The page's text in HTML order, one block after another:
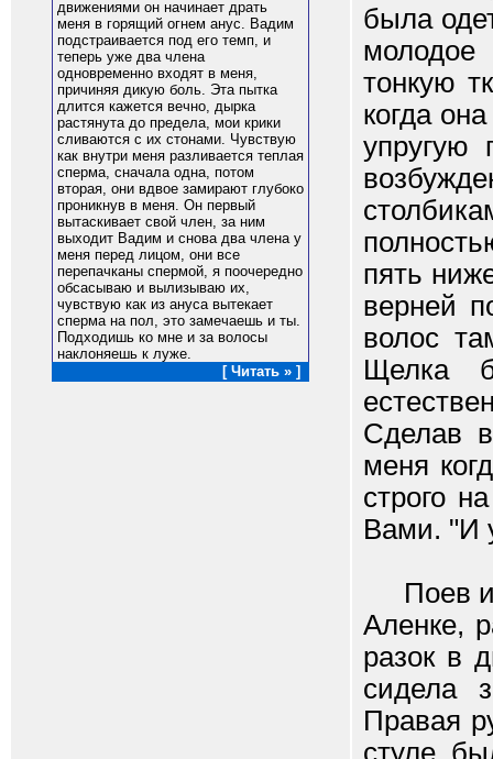
движениями он начинает драть
меня в горящий огнем анус. Вадим
подстраивается под его темп, и
теперь уже два члена
одновременно входят в меня,
причиняя дикую боль. Эта пытка
длится кажется вечно, дырка
растянута до предела, мои крики
сливаются с их стонами. Чувствую
как внутри меня разливается теплая
сперма, сначала одна, потом
вторая, они вдвое замирают глубоко
проникнув в меня. Он первый
вытаскивает свой член, за ним
выходит Вадим и снова два члена у
меня перед лицом, они все
перепачканы спермой, я поочередно
обсасываю и вылизываю их,
чувствую как из ануса вытекает
сперма на пол, это замечаешь и ты.
Подходишь ко мне и за волосы
наклоняешь к луже.
[ Читать » ]
была
тонкую
когда
упругую
пять
верней
волос
Щелка
Сделав
меня
строго
Вами. "И
Поев и
Аленке,
разок в
сидела
Правая
стуле